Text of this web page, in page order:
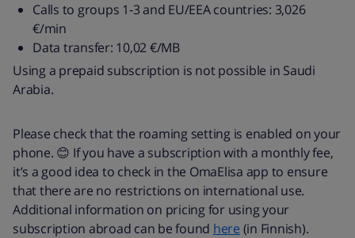
Calls to groups 1-3 and EU/EEA countries: 3,026
€/min
Data transfer: 10,02 €/MB
Using a prepaid subscription is not possible in Saudi
Arabia.
Please check that the roaming setting is enabled on your
phone. 😊 If you have a subscription with a monthly fee,
it’s a good idea to check in the OmaElisa app to ensure
that there are no restrictions on international use.
Additional information on pricing for using your
subscription abroad can be found here (in Finnish).